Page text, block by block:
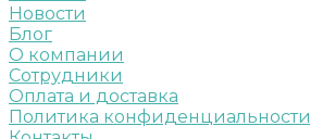
Новости
Блог
О компании
Сотрудники
Оплата и доставка
Политика конфиденциальности